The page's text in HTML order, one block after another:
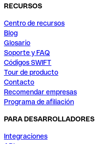
RECURSOS
Centro de recursos
Blog
Glosario
Soporte y FAQ
Códigos SWIFT
Tour de producto
Contacto
Recomendar empresas
Programa de afiliación
PARA DESARROLLADORES
Integraciones